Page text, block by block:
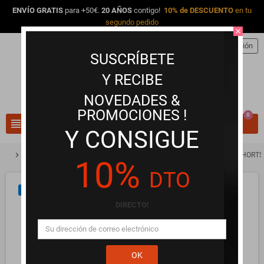
ENVÍO GRATIS para +50€. 20 AÑOS contigo! 10% de DESCUENTO en tu
segundo pedido
view_headline
Iniciar sesión
0
chevron_right BYE BRA
close
SUSCRÍBETE
Y RECIBE
NOVEDADES &
PROMOCIONES !
Y CONSIGUE
10% DTO
DIRECTO!
OK